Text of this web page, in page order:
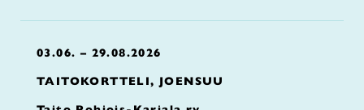
03.06. – 29.08.2026
TAITOKORTTELI, JOENSUU